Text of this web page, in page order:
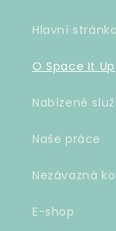
Hlavní stránka
O Space It Up
Nabízené
Naše práce
Nezávazná
E-shop